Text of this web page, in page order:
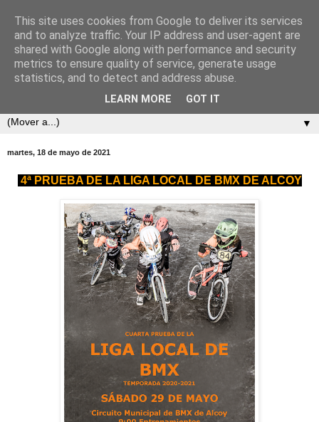
▼
martes, 18 de mayo de 2021
4ª PRUEBA DE LA LIGA LOCAL DE BMX DE ALCOY
This site uses cookies from Google to deliver its services
and to analyze traffic. Your IP address and user-agent are
shared with Google along with performance and security
metrics to ensure quality of service, generate usage
statistics, and to detect and address abuse.
LEARN MORE GOT IT